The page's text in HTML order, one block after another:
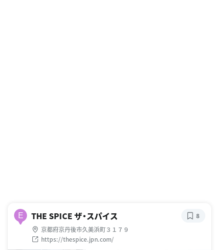
E THE SPICE ザ・スパイス
京都府京丹後市久美浜町３１７９
https://thespice.jpn.com/
8